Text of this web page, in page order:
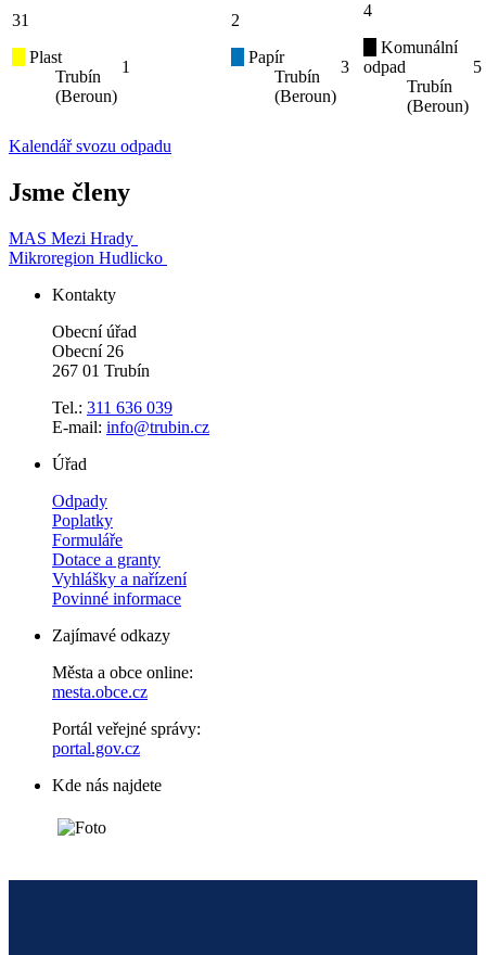
31
Plast
Trubín
(Beroun)
1
2
Papír
Trubín
(Beroun)
3
4
Komunální
odpad
Trubín
(Beroun)
5
Kalendář svozu odpadu
Jsme členy
MAS Mezi Hrady
Mikroregion Hudlicko
Kontakty
Obecní úřad
Obecní 26
267 01 Trubín
Tel.: 311 636 039
E-mail: info@trubin.cz
Úřad
Odpady
Poplatky
Formuláře
Dotace a granty
Vyhlášky a nařízení
Povinné informace
Zajímavé odkazy
Města a obce online:
mesta.obce.cz
Portál veřejné správy:
portal.gov.cz
Kde nás najdete